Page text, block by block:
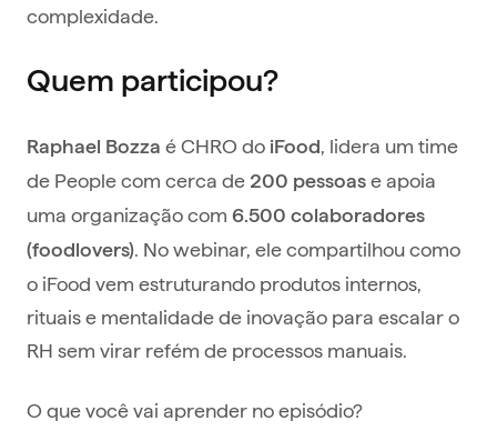
complexidade.
Quem participou?
Raphael Bozza é CHRO do iFood , lidera um time
de People com cerca de 200 pessoas e apoia
uma organização com 6.500 colaboradores
(foodlovers) . No webinar, ele compartilhou como
o iFood vem estruturando produtos internos,
rituais e mentalidade de inovação para escalar o
RH sem virar refém de processos manuais.
O que você vai aprender no episódio?